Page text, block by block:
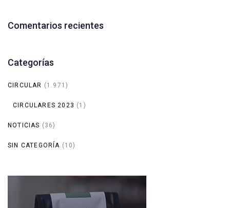
Comentarios recientes
Categorías
CIRCULAR (1.971)
CIRCULARES 2023 (1)
NOTICIAS (36)
SIN CATEGORÍA (10)